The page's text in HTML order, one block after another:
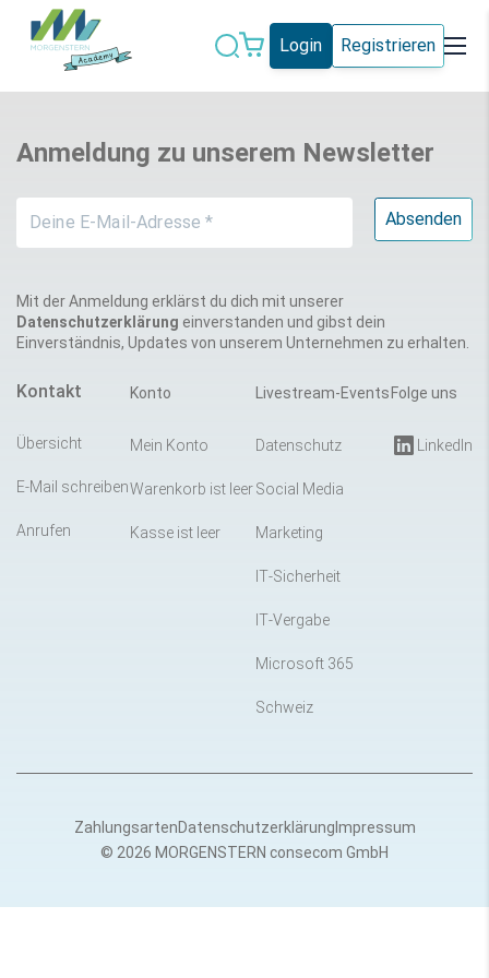
Login Registrieren
Künstliche
Microsoft 365
Schweiz Social Media
Anmeldung zu unserem Newsletter
Mit der Anmeldung erklärst du dich mit unserer
Datenschutzerklärung einverstanden und gibst dein
Einverständnis, Updates von unserem Unternehmen zu erhalten.
Kontakt
Übersicht
E-Mail schreiben
Anrufen
Konto
Mein Konto
Warenkorb ist leer
Kasse ist leer
Livestream-Events
Datenschutz
Social Media
Marketing
IT-Sicherheit
IT-Vergabe
Microsoft 365
Schweiz
Folge uns
LinkedIn
© 2026 MORGENSTERN consecom GmbH
ZahlungsartenDatenschutzerklärung Impressum